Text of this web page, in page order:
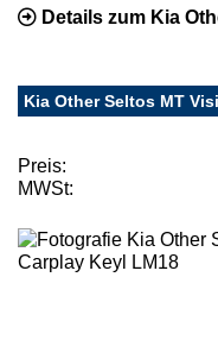
Details zum Kia
Kia Other Seltos MT
Preis:
MWSt: